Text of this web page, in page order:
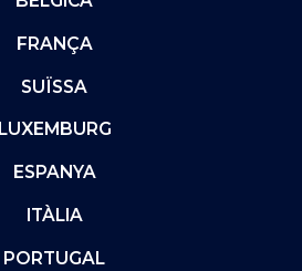
FRANÇA
SUÏSSA
LUXEMBURG
ESPANYA
ITÀLIA
PORTUGAL